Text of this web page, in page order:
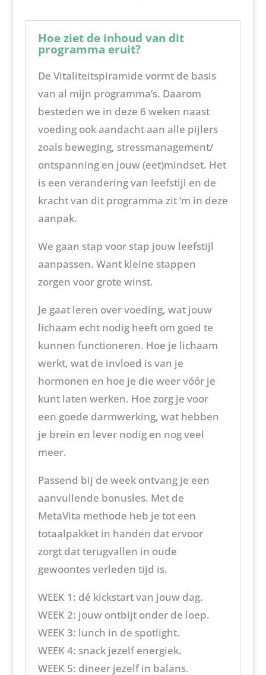
Hoe ziet de inhoud van dit
programma eruit?
De Vitaliteitspiramide vormt de basis
van al mijn programma’s. Daarom
besteden we in deze 6 weken naast
voeding ook aandacht aan alle pijlers
zoals beweging, stressmanagement/
ontspanning en jouw (eet)mindset. Het
is een verandering van leefstijl en de
kracht van dit programma zit ‘m in deze
aanpak.
We gaan stap voor stap jouw leefstijl
aanpassen. Want kleine stappen
zorgen voor grote winst.
Je gaat leren over voeding, wat jouw
lichaam echt nodig heeft om goed te
kunnen functioneren. Hoe je lichaam
werkt, wat de invloed is van je
hormonen en hoe je die weer vóór je
kunt laten werken. Hoe zorg je voor
een goede darmwerking, wat hebben
je brein en lever nodig en nog veel
meer.
Passend bij de week ontvang je een
aanvullende bonusles. Met de
MetaVita methode heb je tot een
totaalpakket in handen dat ervoor
zorgt dat terugvallen in oude
gewoontes verleden tijd is.
WEEK 1: dé kickstart van jouw dag.
WEEK 2: jouw ontbijt onder de loep.
WEEK 3: lunch in de spotlight.
WEEK 4: snack jezelf energiek.
WEEK 5: dineer jezelf in balans.